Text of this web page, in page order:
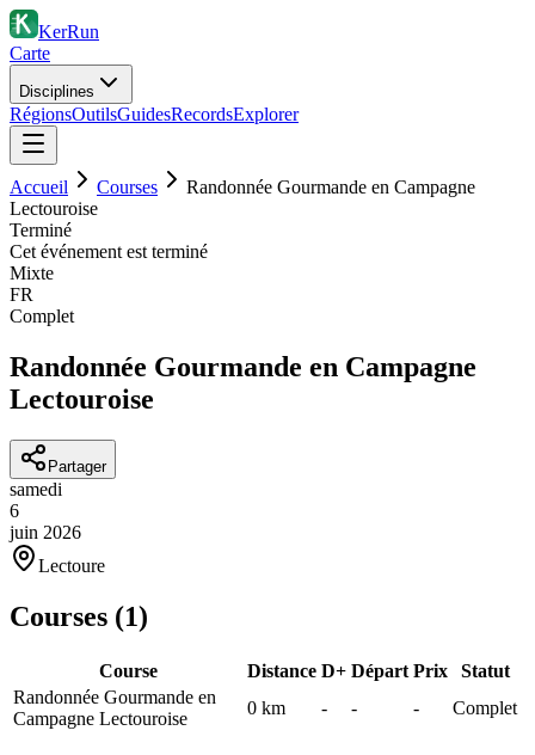
KerRun
Carte
Disciplines
RégionsOutilsGuidesRecordsExplorer
Accueil Courses
Randonnée Gourmande en Campagne
Lectouroise
Terminé
Cet événement est terminé
Mixte
FR
Complet
Randonnée Gourmande en Campagne
Lectouroise
Partager
samedi
6
juin 2026
Lectoure
Courses (1)
Course Distance D+ Départ Prix
Statut
Randonnée Gourmande en
Campagne Lectouroise
0 km - - - Complet